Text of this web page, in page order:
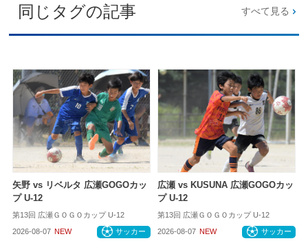
同じタグの記事 すべて見る
矢野 vs リベルタ 広瀬GOGOカッ
プ U-12
第13回 広瀬ＧＯＧＯカップ U-12
2026-08-07 NEW サッカー
広瀬 vs KUSUNA 広瀬GOGOカッ
プ U-12
第13回 広瀬ＧＯＧＯカップ U-12
2026-08-07 NEW サッカー